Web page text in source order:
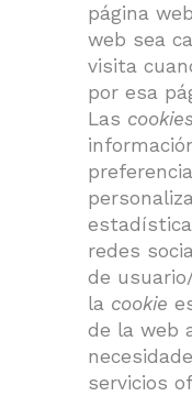
página
web sea
visita
por esa
Las cookies
redes
de
la cookie
de la web
servicios